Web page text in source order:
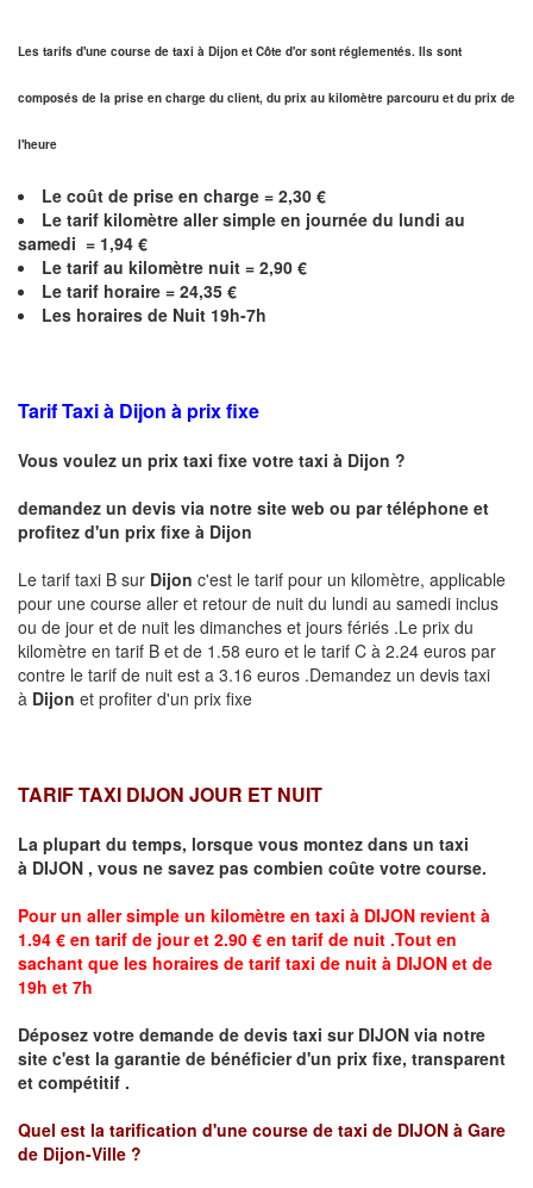
Les tarifs d'une course de taxi à Dijon et Côte d'or sont réglementés. Ils sont
composés de la prise en charge du client, du prix au kilomètre parcouru et du prix de
l'heure
Le coût de prise en charge = 2,30 €
Le tarif kilomètre aller simple en journée du lundi au
samedi = 1,94 €
Le tarif au kilomètre nuit = 2,90 €
Le tarif horaire = 24,35 €
Les horaires de Nuit 19h-7h
Tarif Taxi à Dijon à prix fixe
Vous voulez un prix taxi fixe votre taxi à Dijon ?
demandez un devis via notre site web ou par téléphone et
profitez d'un prix fixe à Dijon
Le tarif taxi B sur Dijon c'est le tarif pour un kilomètre, applicable
pour une course aller et retour de nuit du lundi au samedi inclus
ou de jour et de nuit les dimanches et jours fériés .Le prix du
kilomètre en tarif B et de 1.58 euro et le tarif C à 2.24 euros par
contre le tarif de nuit est a 3.16 euros .Demandez un devis taxi
à Dijon et profiter d'un prix fixe
TARIF TAXI DIJON JOUR ET NUIT
La plupart du temps, lorsque vous montez dans un taxi
à DIJON , vous ne savez pas combien coûte votre course.
Pour un aller simple un kilomètre en taxi à DIJON revient à
1.94 € en tarif de jour et 2.90 € en tarif de nuit .Tout en
sachant que les horaires de tarif taxi de nuit à DIJON et de
19h et 7h
Déposez votre demande de devis taxi sur DIJON via notre
site c'est la garantie de bénéficier d'un prix fixe, transparent
et compétitif .
Quel est la tarification d'une course de taxi de DIJON à Gare
de Dijon-Ville ?